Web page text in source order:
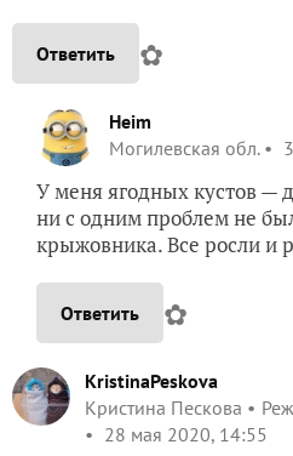
Ответить ✿
Heim
Могилевская обл.
У меня ягодных кустов —
ни с одним проблем не
крыжовника. Все росли и
Ответить ✿
KristinaPeskova
Кристина Пескова
Реж
28 мая 2020, 14:55